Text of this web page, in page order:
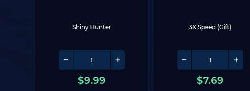
Shiny Hunter
$9.99
3X Speed (Gift)
$7.69